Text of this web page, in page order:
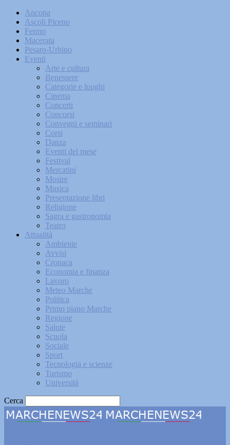
Ancona
Ascoli Piceno
Fermo
Macerata
Pesaro-Urbino
Eventi
Arte e cultura
Benessere
Categorie e luoghi
Cinema
Concerti
Concorsi
Convegni e seminari
Corsi
Danza
Eventi del mese
Festival
Mercatini
Mostre
Musica
Presentazione libri
Religione
Sagra e gastronomia
Teatro
Attualità
Ambiente
Avvisi
Cronaca
Economia e finanza
Lavoro
Meteo Marche
Politica
Primo piano Marche
Regione
Salute
Scuola
Sociale
Sport
Tecnologia e scienze
Turismo
Università
Cerca